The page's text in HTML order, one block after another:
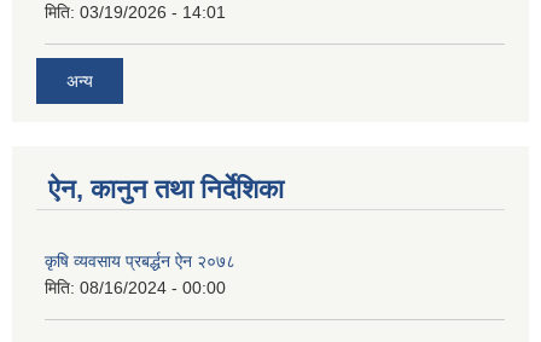
मिति: 03/19/2026 - 14:01
अन्य
ऐन, कानुन तथा निर्देशिका
कृषि व्यवसाय प्रबर्द्धन ऐन २०७८
मिति: 08/16/2024 - 00:00